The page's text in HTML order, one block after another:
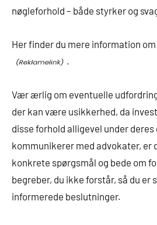
nøgleforhold – både styrker og
Her finder du mere information om
.
Vær ærlig om eventuelle
der kan være usikkerhed, da
disse forhold alligevel under
kommunikerer med advokater, er
konkrete spørgsmål og bede om
begreber, du ikke forstår, så du
informerede beslutninger.